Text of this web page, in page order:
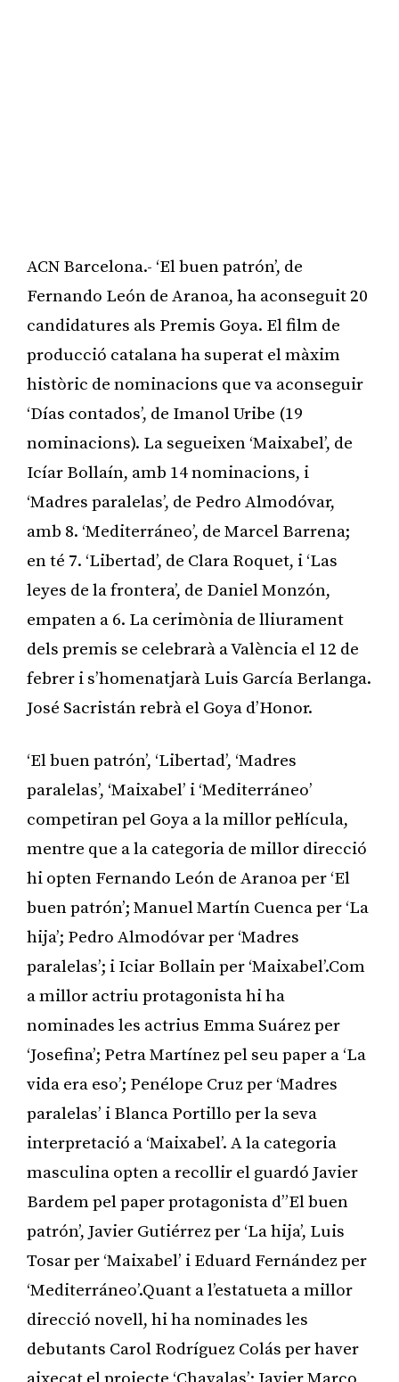
ACN Barcelona.- ‘El buen patrón’, de
Fernando León de Aranoa, ha aconseguit 20
candidatures als Premis Goya. El film de
producció catalana ha superat el màxim
històric de nominacions que va aconseguir
‘Días contados’, de Imanol Uribe (19
nominacions). La segueixen ‘Maixabel’, de
Icíar Bollaín, amb 14 nominacions, i
‘Madres paralelas’, de Pedro Almodóvar,
amb 8. ‘Mediterráneo’, de Marcel Barrena;
en té 7. ‘Libertad’, de Clara Roquet, i ‘Las
leyes de la frontera’, de Daniel Monzón,
empaten a 6. La cerimònia de lliurament
dels premis se celebrarà a València el 12 de
febrer i s’homenatjarà Luis García Berlanga.
José Sacristán rebrà el Goya d’Honor.
‘El buen patrón’, ‘Libertad’, ‘Madres
paralelas’, ‘Maixabel’ i ‘Mediterráneo’
competiran pel Goya a la millor pel·lícula,
mentre que a la categoria de millor direcció
hi opten Fernando León de Aranoa per ‘El
buen patrón’; Manuel Martín Cuenca per ‘La
hija’; Pedro Almodóvar per ‘Madres
paralelas’; i Iciar Bollain per ‘Maixabel’.Com
a millor actriu protagonista hi ha
nominades les actrius Emma Suárez per
‘Josefina’; Petra Martínez pel seu paper a ‘La
vida era eso’; Penélope Cruz per ‘Madres
paralelas’ i Blanca Portillo per la seva
interpretació a ‘Maixabel’. A la categoria
masculina opten a recollir el guardó Javier
Bardem pel paper protagonista d”El buen
patrón’, Javier Gutiérrez per ‘La hija’, Luis
Tosar per ‘Maixabel’ i Eduard Fernández per
‘Mediterráneo’.Quant a l’estatueta a millor
direcció novell, hi ha nominades les
debutants Carol Rodríguez Colás per haver